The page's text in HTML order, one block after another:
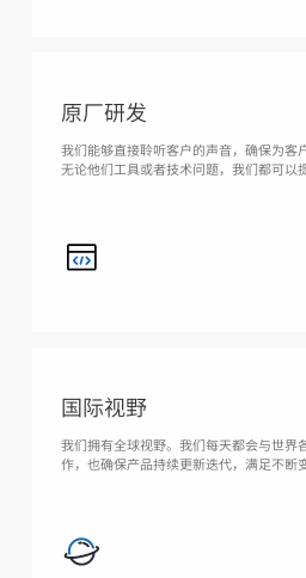
原厂研发
我们能够直接聆听客户的声音，确保为客
无论他们工具或者技术问题，我们都可以
国际视野
我们拥有全球视野。我们每天都会与世界
作，也确保产品持续更新迭代，满足不断